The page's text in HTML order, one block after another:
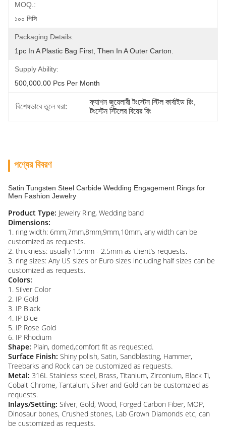
MOQ.:
১০০ পিসি
Packaging Details:
1pc In A Plastic Bag First, Then In A Outer Carton.
Supply Ability:
500,000.00 Pcs Per Month
বিশেষভাবে তুলে ধরা:
ফ্যাশন জুয়েলারী টংস্টেন স্টিল কার্বাইড রিং,
টংস্টেন স্টিলের বিয়ের রিং
পণ্যের বিবরণ
Satin Tungsten Steel Carbide Wedding Engagement Rings for
Men Fashion Jewelry
Product Type: Jewelry Ring, Wedding band
Dimensions:
1. ring width: 6mm,7mm,8mm,9mm,10mm, any width can be
customized as requests.
2. thickness: usually 1.5mm - 2.5mm as client’s requests.
3. ring sizes: Any US sizes or Euro sizes including half sizes can be
customized as requests.
Colors:
1. Silver Color
2. IP Gold
3. IP Black
4. IP Blue
5. IP Rose Gold
6. IP Rhodium
Shape: Plain, domed,comfort fit as requested.
Surface Finish: Shiny polish, Satin, Sandblasting, Hammer,
Treebarks and Rock can be customized as requests.
Metal: 316L Stainless steel, Brass, Titanium, Zirconium, Black Ti,
Cobalt Chrome, Tantalum, Silver and Gold can be customzied as
requests.
Inlays/Setting: Silver, Gold, Wood, Forged Carbon Fiber, MOP,
Dinosaur bones, Crushed stones, Lab Grown Diamonds etc, can
be customized as requests.